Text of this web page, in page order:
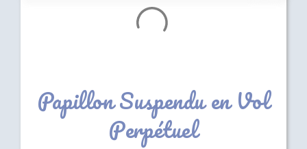
Papillon Suspendu en Vol
Perpétuel